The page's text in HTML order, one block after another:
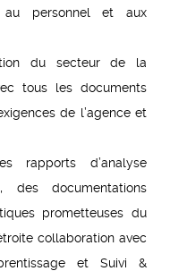
au personnel et aux
du secteur de la
tous les documents
de l’agence et
rapports d’analyse
des documentations
prometteuses du
collaboration avec
et Suivi &